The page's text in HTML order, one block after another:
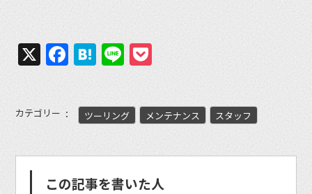
X Facebook
Hatena
Line
カテゴリー ツーリング メンテナンス スタッフ
この記事を書いた人